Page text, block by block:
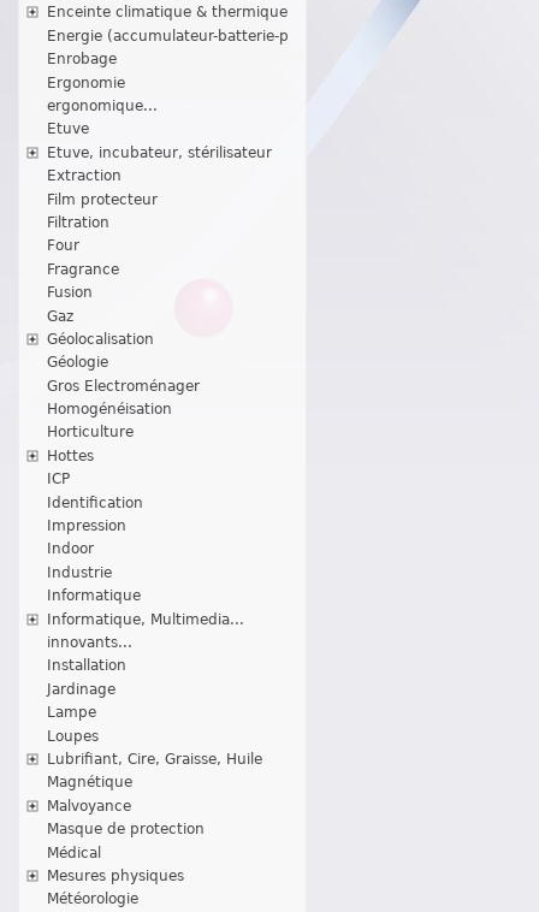
Enceinte climatique & thermique
Energie (accumulateur-batterie-p
Enrobage
Ergonomie
ergonomique...
Etuve
Etuve, incubateur, stérilisateur
Extraction
Film protecteur
Filtration
Four
Fragrance
Fusion
Gaz
Géolocalisation
Géologie
Gros Electroménager
Homogénéisation
Horticulture
Hottes
ICP
Identification
Impression
Indoor
Industrie
Informatique
Informatique, Multimedia...
innovants...
Installation
Jardinage
Lampe
Loupes
Lubrifiant, Cire, Graisse, Huile
Magnétique
Malvoyance
Masque de protection
Médical
Mesures physiques
Météorologie